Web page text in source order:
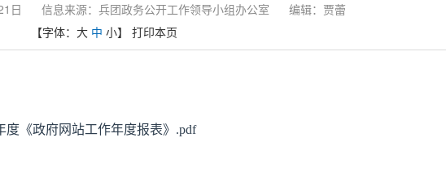
日 信息来源：兵团政务公开工作领导小组办公室
编辑：贾蕾
【字体： 大 中 小】 打印本页
度《政府网站工作年度报表》.pdf